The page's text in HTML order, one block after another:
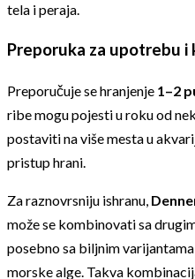
tela i peraja.
Preporuka za upotrebu i
Preporučuje se hranjenje 1–2
ribe mogu pojesti u roku od
postaviti na više mesta u
pristup hrani.
Za raznovrsniju ishranu,
može se kombinovati sa
posebno sa biljnim
morske alge. Takva